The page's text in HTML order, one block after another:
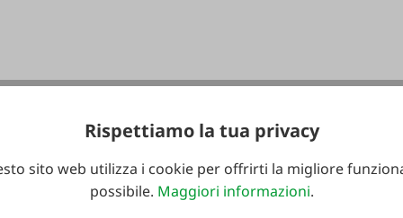
Rispettiamo la tua privacy
sito web utilizza i cookie per offrirti la migliore
possibile. Maggiori informazioni.